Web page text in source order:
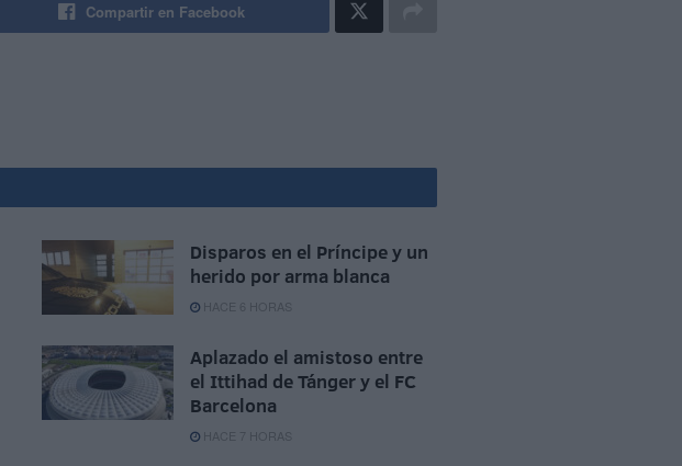
Compartir en Facebook
Disparos en el Príncipe y un
herido por arma blanca
HACE 6 HORAS
Aplazado el amistoso entre
el Ittihad de Tánger y el FC
Barcelona
HACE 7 HORAS